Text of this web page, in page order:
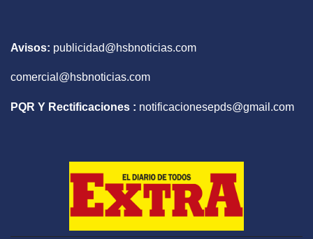
Avisos: publicidad@hsbnoticias.com
comercial@hsbnoticias.com
PQR Y Rectificaciones : notificacionesepds@gmail.com